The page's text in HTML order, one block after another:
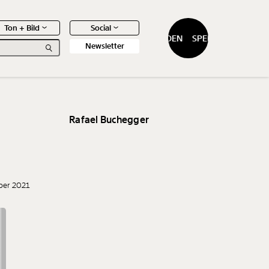
Ton + Bild
Social
Newsletter
SPENDEN SPENDEN
2021
Rafael Buchegger